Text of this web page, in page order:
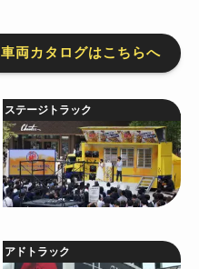
車両カタログはこちらへ
ステージトラック
アドトラック